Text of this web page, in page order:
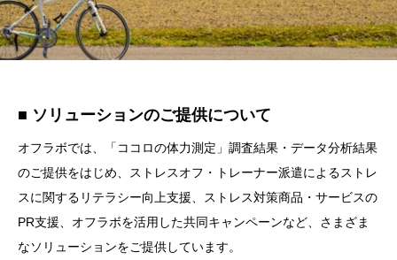
■ ソリューションのご提供について
オフラボでは、「ココロの体力測定」調査結果・データ分析結果
のご提供をはじめ、ストレスオフ・トレーナー派遣によるストレ
スに関するリテラシー向上支援、ストレス対策商品・サービスの
PR支援、オフラボを活用した共同キャンペーンなど、さまざま
なソリューションをご提供しています。